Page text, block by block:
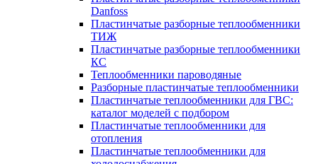
Danfoss
Пластинчатые разборные теплообменники
ТИЖ
Пластинчатые разборные теплообменники
КC
Теплообменники пароводяные
Разборные пластинчатые теплообменники
Пластинчатые теплообменники для ГВС:
каталог моделей с подбором
Пластинчатые теплообменники для
отопления
Пластинчатые теплообменники для